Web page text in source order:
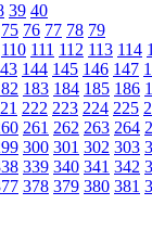
39 40
75 76 77 78 79
110 111 112 113 114
144 145 146 147
183 184 185 186
222 223 224 225
261 262 263 264
300 301 302 303
339 340 341 342
378 379 380 381